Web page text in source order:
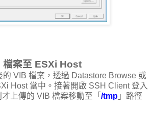
檔案至 ESXi Host
VIB 檔案，透過 Datastore Browse 或
Host 當中。接著開啟 SSH Client 登入
上傳的 VIB 檔案移動至「 /tmp 」路徑